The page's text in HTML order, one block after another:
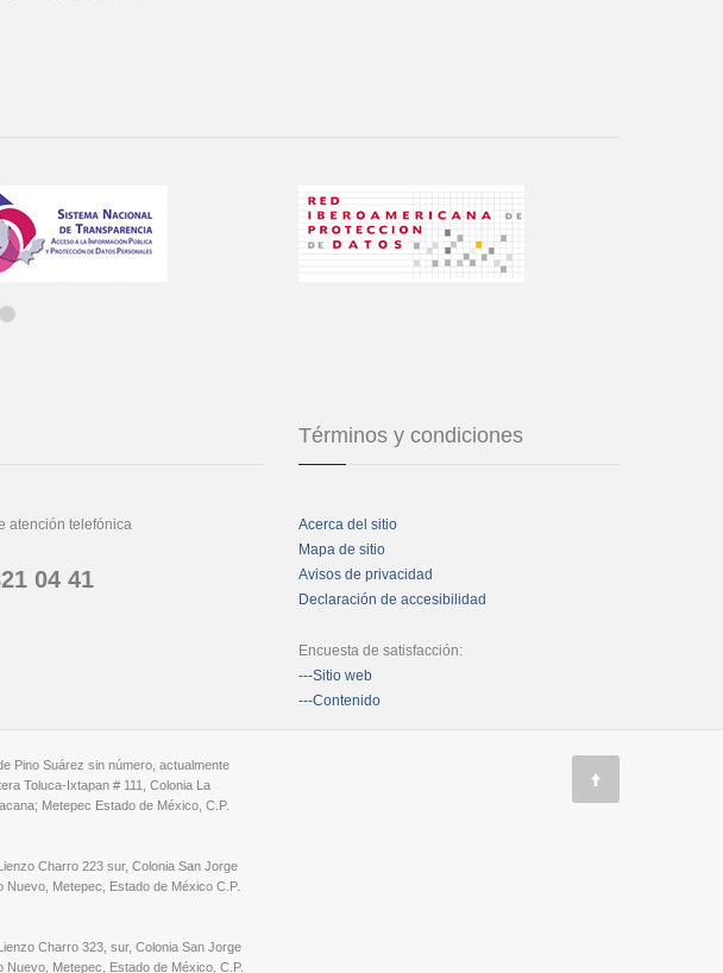
atención telefónica
04 41
Términos y condiciones
Acerca del sitio
Mapa de sitio
Avisos de privacidad
Declaración de accesibilidad
Encuesta de satisfacción:
---Sitio web
---Contenido
Pino Suárez sin número, actualmente
Toluca-Ixtapan # 111, Colonia La
Metepec Estado de México, C.P.
Charro 223 sur, Colonia San Jorge
Nuevo, Metepec, Estado de México C.P.
Charro 323, sur, Colonia San Jorge
Nuevo, Metepec, Estado de México, C.P.